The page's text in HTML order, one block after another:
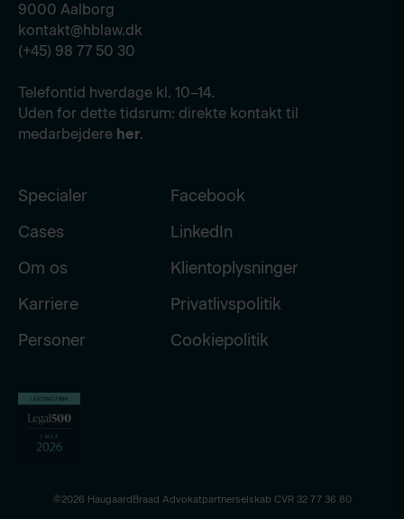
9000 Aalborg
kontakt@hblaw.dk
(+45) 98 77 50 30
Telefontid hverdage kl. 10–14.
Uden for dette tidsrum: direkte kontakt til
medarbejdere her.
Specialer
Cases
Om os
Karriere
Personer
Facebook
LinkedIn
Klientoplysninger
Privatlivspolitik
Cookiepolitik
©2026 HaugaardBraad Advokatpartnerselskab CVR 32 77 36 80